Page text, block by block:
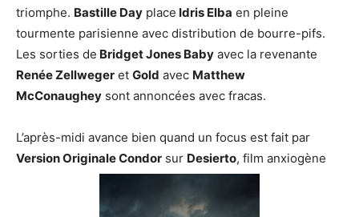
triomphe. Bastille Day place Idris Elba en pleine
tourmente parisienne avec distribution de bourre-pifs.
Les sorties de Bridget Jones Baby avec la revenante
Renée Zellweger et Gold avec Matthew
McConaughey sont annoncées avec fracas.
L’après-midi avance bien quand un focus est fait par
Version Originale Condor sur Desierto, film anxiogène